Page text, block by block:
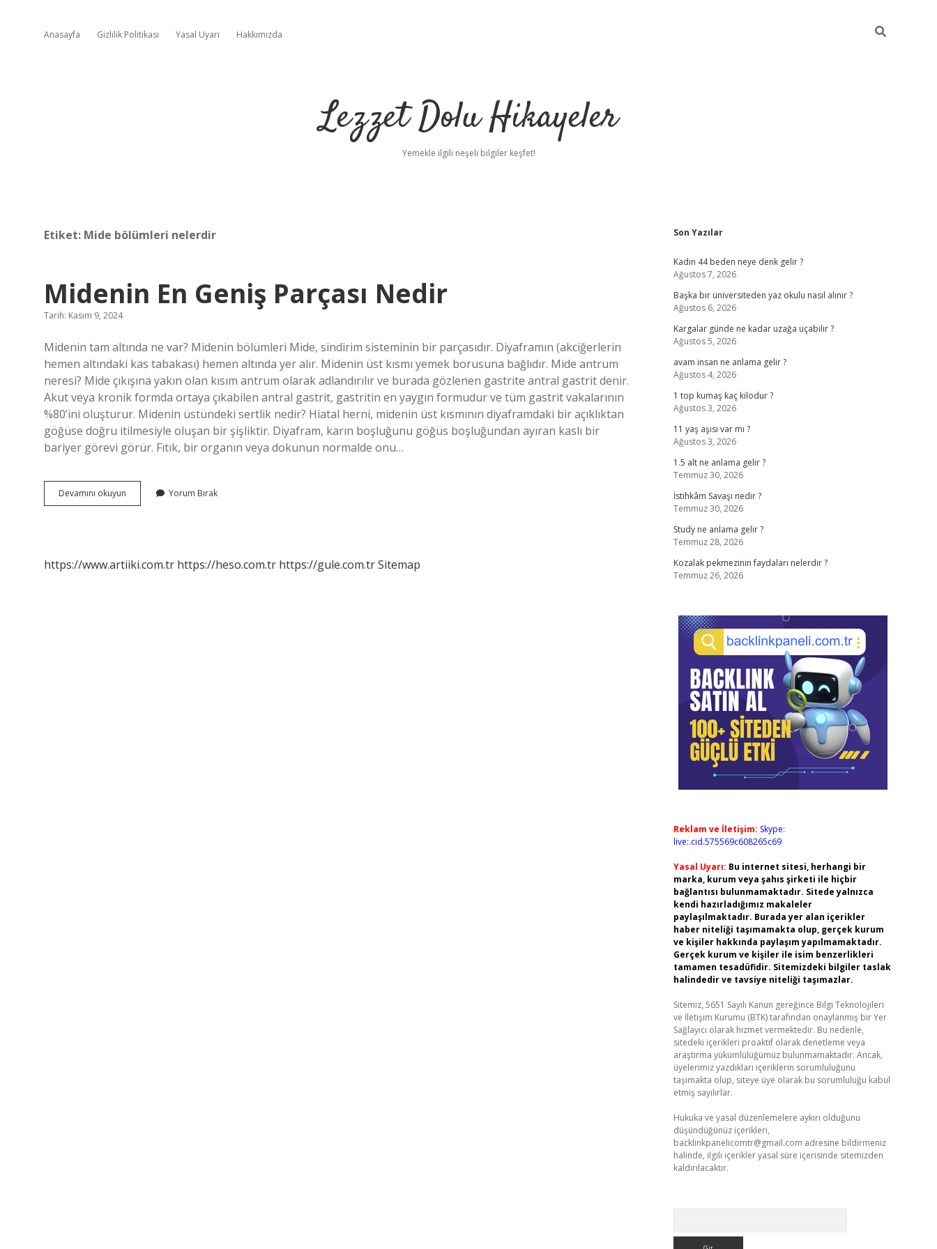
Anasayfa Gizlilik Politikası Yasal Uyarı Hakkımızda
Lezzet Dolu Hikayeler
Yemekle ilgili neşeli bilgiler keşfet!
Etiket: Mide bölümleri nelerdir
Midenin En Geniş Parçası Nedir
Tarih: Kasım 9, 2024
Midenin tam altında ne var? Midenin bölümleri Mide, sindirim sisteminin bir parçasıdır. Diyaframın (akciğerlerin
hemen altındaki kas tabakası) hemen altında yer alır. Midenin üst kısmı yemek borusuna bağlıdır. Mide antrum
neresi? Mide çıkışına yakın olan kısım antrum olarak adlandırılır ve burada gözlenen gastrite antral gastrit denir.
Akut veya kronik formda ortaya çıkabilen antral gastrit, gastritin en yaygın formudur ve tüm gastrit vakalarının
%80’ini oluşturur. Midenin üstündeki sertlik nedir? Hiatal herni, midenin üst kısmının diyaframdaki bir açıklıktan
göğüse doğru itilmesiyle oluşan bir şişliktir. Diyafram, karın boşluğunu göğüs boşluğundan ayıran kaslı bir
bariyer görevi görür. Fıtık, bir organın veya dokunun normalde onu…
Devamını okuyun Midenin
En
Yorum Bırak
https://www.artiiki.com.tr https://heso.com.tr https://gule.com.trSitemap
Sidebar
Son Yazılar
Kadın 44 beden neye denk gelir ?
Ağustos 7, 2026
Başka bir üniversiteden yaz okulu nasıl alınır ?
Ağustos 6, 2026
Kargalar günde ne kadar uzağa uçabilir ?
Ağustos 5, 2026
avam insan ne anlama gelir ?
Ağustos 4, 2026
1 top kumaş kaç kilodur ?
Ağustos 3, 2026
11 yaş aşısı var mı ?
Ağustos 3, 2026
1.5 alt ne anlama gelir ?
Temmuz 30, 2026
İstihkâm Savaşı nedir ?
Temmuz 30, 2026
Study ne anlama gelir ?
Temmuz 28, 2026
Kozalak pekmezinin faydaları nelerdir ?
Temmuz 26, 2026
Reklam ve İletişim: Skype:
live:.cid.575569c608265c69
Yasal Uyarı: Bu internet sitesi, herhangi bir
marka, kurum veya şahıs şirketi ile hiçbir
bağlantısı bulunmamaktadır. Sitede yalnızca
kendi hazırladığımız makaleler
paylaşılmaktadır. Burada yer alan içerikler
haber niteliği taşımamakta olup, gerçek kurum
ve kişiler hakkında paylaşım yapılmamaktadır.
Gerçek kurum ve kişiler ile isim benzerlikleri
tamamen tesadüfidir. Sitemizdeki bilgiler taslak
halindedir ve tavsiye niteliği taşımazlar.
Sitemiz, 5651 Sayılı Kanun gereğince Bilgi Teknolojileri
ve İletişim Kurumu (BTK) tarafından onaylanmış bir Yer
Sağlayıcı olarak hizmet vermektedir. Bu nedenle,
sitedeki içerikleri proaktif olarak denetleme veya
araştırma yükümlülüğümüz bulunmamaktadır. Ancak,
üyelerimiz yazdıkları içeriklerin sorumluluğunu
taşımakta olup, siteye üye olarak bu sorumluluğu kabul
etmiş sayılırlar.
Hukuka ve yasal düzenlemelere aykırı olduğunu
düşündüğünüz içerikleri,
backlinkpanelicomtr@gmail.com adresine bildirmeniz
halinde, ilgili içerikler yasal süre içerisinde sitemizden
kaldırılacaktır.